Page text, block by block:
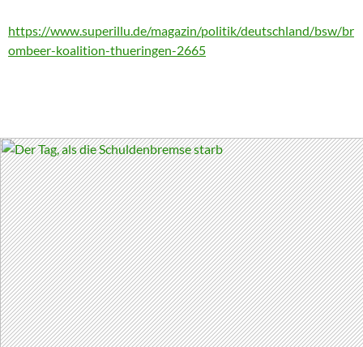
https://www.superillu.de/magazin/politik/deutschland/bsw/br
ombeer-koalition-thueringen-2665